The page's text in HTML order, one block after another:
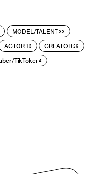
MODEL/TALENT33
ACTOR 13 CREATOR29
TikToker4